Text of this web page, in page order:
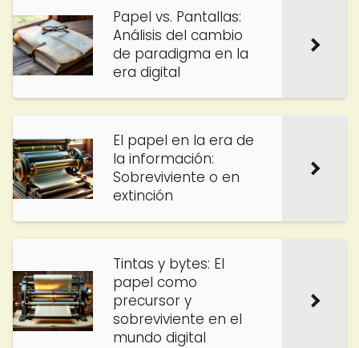
Papel vs. Pantallas:
Análisis del cambio
de paradigma en la
era digital
El papel en la era de
la información:
Sobreviviente o en
extinción
Tintas y bytes: El
papel como
precursor y
sobreviviente en el
mundo digital